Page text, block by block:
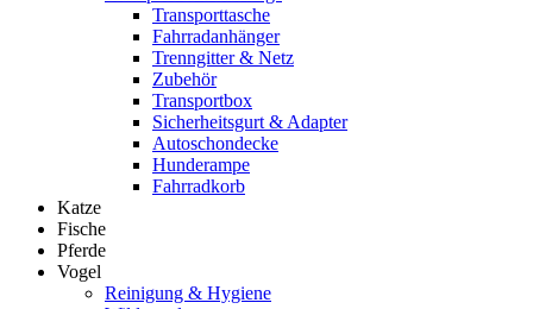
Transporttasche
Fahrradanhänger
Trenngitter & Netz
Zubehör
Transportbox
Sicherheitsgurt & Adapter
Autoschondecke
Hunderampe
Fahrradkorb
Katze
Fische
Pferde
Vogel
Reinigung & Hygiene